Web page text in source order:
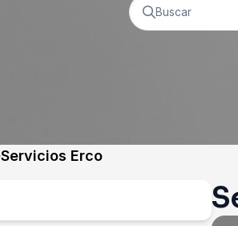
Servicios Erco